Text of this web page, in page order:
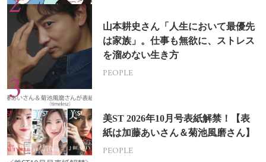
山本耕史さん「人生において最優先
は家族」。仕事も無欲に、ストレス
を溜めない生き方
PEOPLE
美ST 2026年10月号表紙解禁！【表
紙は加藤あいさん＆菊池風磨さん】
PEOPLE